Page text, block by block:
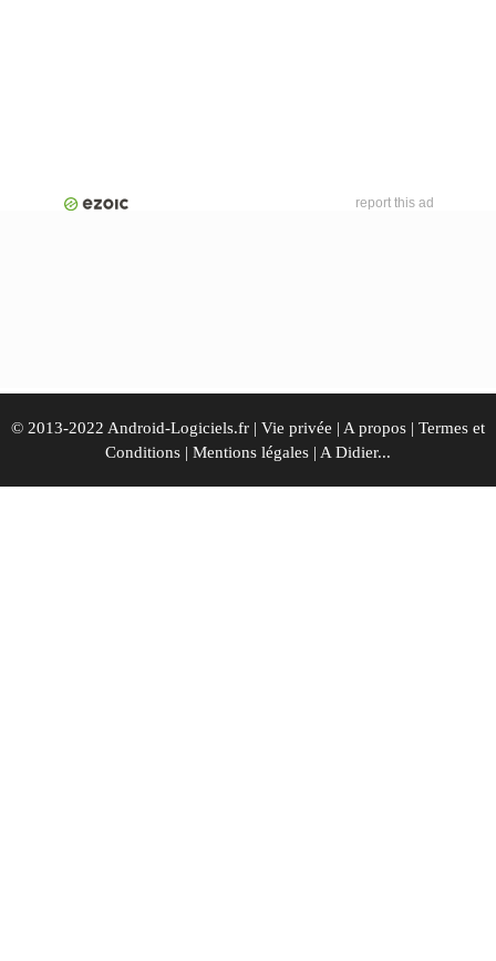
report this ad
© 2013-2022 Android-Logiciels.fr | Vie privée | A propos | Termes et
Conditions | Mentions légales | A Didier...